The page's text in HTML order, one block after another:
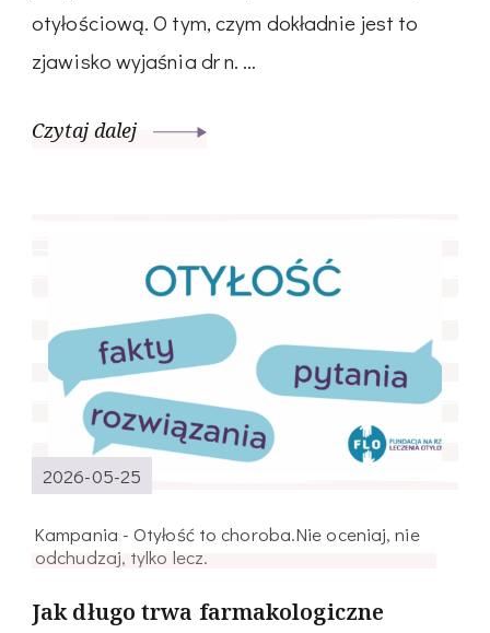
otyłościową. O tym, czym dokładnie jest to
zjawisko wyjaśnia dr n. …
Czytaj dalej
2026-05-25
Kampania - Otyłość to choroba.Nie oceniaj, nie
odchudzaj, tylko lecz.
Jak długo trwa farmakologiczne